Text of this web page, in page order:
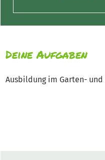
Deine Aufgaben
Ausbildung im Garten-